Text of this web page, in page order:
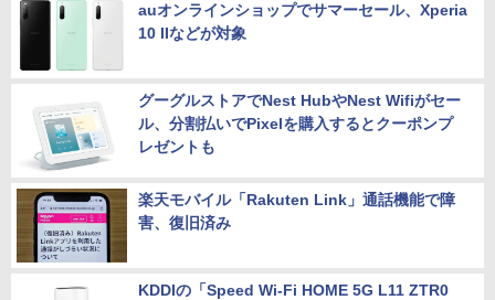
auオンラインショップでサマーセール、Xperia
10 IIなどが対象
グーグルストアでNest HubやNest Wifiがセー
ル、分割払いでPixelを購入するとクーポンプ
レゼントも
楽天モバイル「Rakuten Link」通話機能で障
害、復旧済み
KDDIの「Speed Wi-Fi HOME 5G L11 ZTR0